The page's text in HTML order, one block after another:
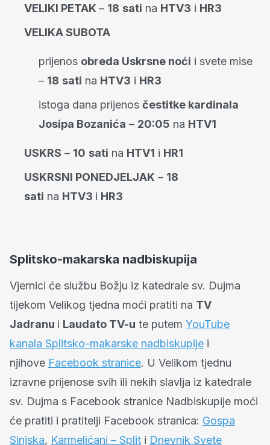
VELIKI PETAK – 18 sati na HTV3 i HR3
VELIKA SUBOTA
prijenos obreda Uskrsne noći i svete mise
– 18 sati na HTV3 i HR3
istoga dana prijenos čestitke kardinala
Josipa Bozanića – 20:05 na HTV1
USKRS – 10 sati na HTV1 i HR1
USKRSNI PONEDJELJAK – 18
sati na HTV3 i HR3
Splitsko-makarska nadbiskupija
Vjernici će službu Božju iz katedrale sv. Dujma
tijekom Velikog tjedna moći pratiti na TV
Jadranu i Laudato TV-u te putem YouTube
kanala Splitsko-makarske nadbiskupije i
njihove Facebook stranice. U Velikom tjednu
izravne prijenose svih ili nekih slavlja iz katedrale
sv. Dujma s Facebook stranice Nadbiskupije moći
će pratiti i pratitelji Facebook stranica: Gospa
Sinjska, Karmelićani – Split i Dnevnik Svete